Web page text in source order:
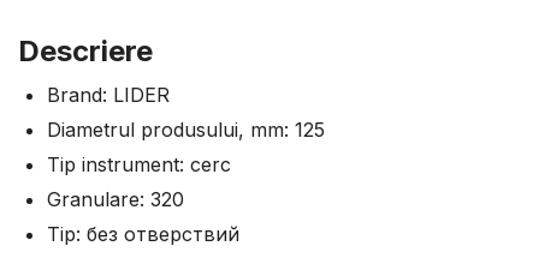
Descriere
Brand: LIDER
Diametrul produsului, mm: 125
Tip instrument: cerc
Granulare: 320
Tip: без отверствий